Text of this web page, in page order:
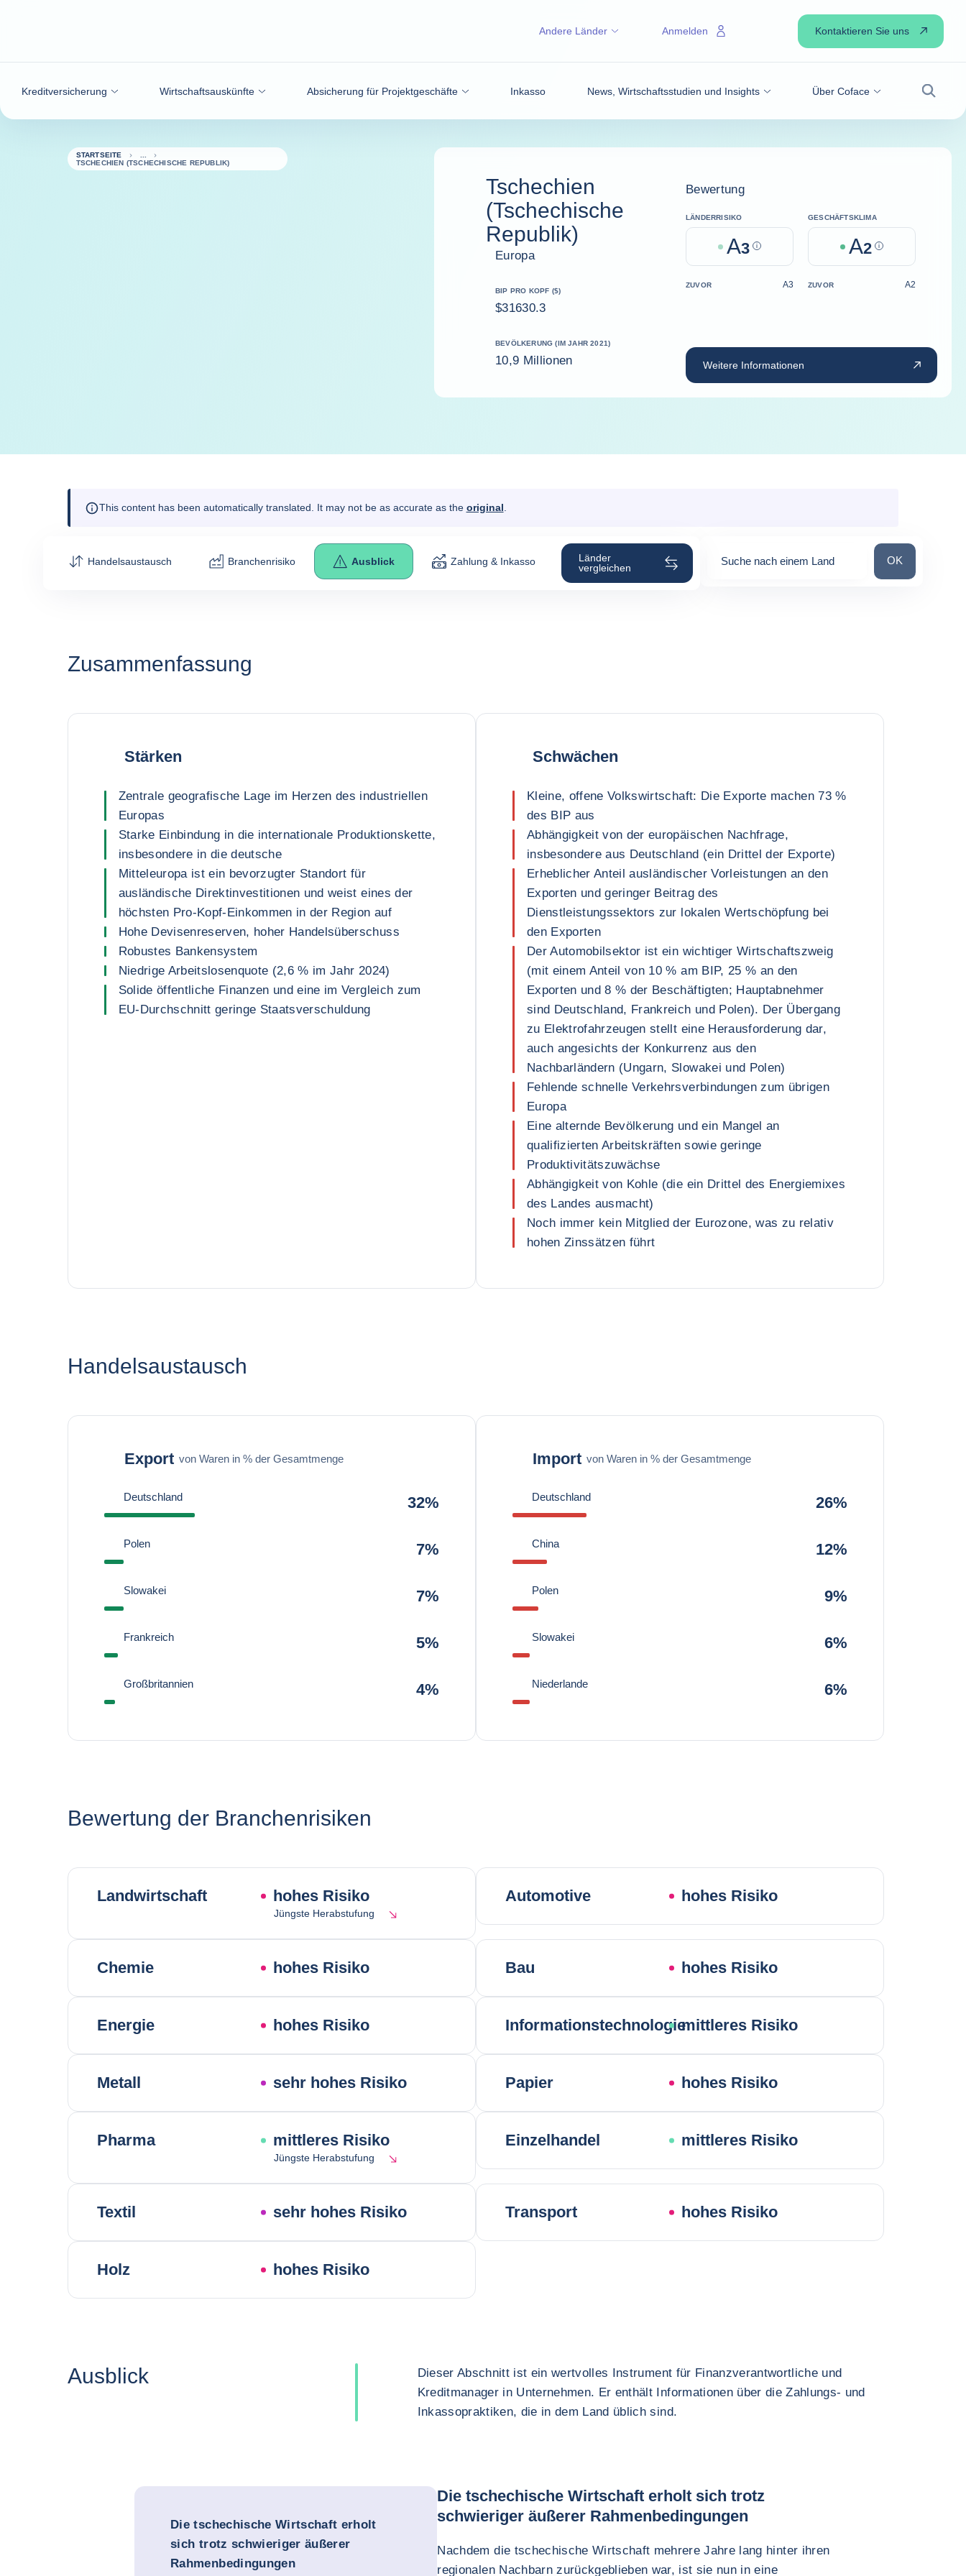
Kreditversicherung Wirtschaftsauskünfte Absicherung für Projektgeschäfte Inkasso News, Wirtschaftsstudien und Insights Über Coface
Suche
Andere Länder Anmelden Kontaktieren Sie uns
STARTSEITE
TSCHECHIEN (TSCHECHISCHE REPUBLIK)
Tschechien
(Tschechische
Republik)
Europa
BIP PRO KOPF ($)
$31630.3
BEVÖLKERUNG (IM JAHR 2021)
10,9 Millionen
Bewertung
LÄNDERRISIKO
A3 Help
GESCHÄFTSKLIMA
A2 Help
ZUVOR A3 ZUVOR A2
Weitere Informationen
This content has been automatically translated. It may not be as accurate as the original
Handelsaustausch Branchenrisiko Ausblick Zahlung & Inkasso
Länder
vergleichen
Suche nach einem Land Suche nach
OK
Zusammenfassung
Stärken
Zentrale geografische Lage im Herzen des industriellen
Europas
Starke Einbindung in die internationale Produktionskette,
insbesondere in die deutsche
Mitteleuropa ist ein bevorzugter Standort für
ausländische Direktinvestitionen und weist eines der
höchsten Pro-Kopf-Einkommen in der Region auf
Hohe Devisenreserven, hoher Handelsüberschuss
Robustes Bankensystem
Niedrige Arbeitslosenquote (2,6 % im Jahr 2024)
Solide öffentliche Finanzen und eine im Vergleich zum
EU-Durchschnitt geringe Staatsverschuldung
Schwächen
Kleine, offene Volkswirtschaft: Die Exporte machen 73 %
des BIP aus
Abhängigkeit von der europäischen Nachfrage,
insbesondere aus Deutschland (ein Drittel der Exporte)
Erheblicher Anteil ausländischer Vorleistungen an den
Exporten und geringer Beitrag des
Dienstleistungssektors zur lokalen Wertschöpfung bei
den Exporten
Der Automobilsektor ist ein wichtiger Wirtschaftszweig
(mit einem Anteil von 10 % am BIP, 25 % an den
Exporten und 8 % der Beschäftigten; Hauptabnehmer
sind Deutschland, Frankreich und Polen). Der Übergang
zu Elektrofahrzeugen stellt eine Herausforderung dar,
auch angesichts der Konkurrenz aus den
Nachbarländern (Ungarn, Slowakei und Polen)
Fehlende schnelle Verkehrsverbindungen zum übrigen
Europa
Eine alternde Bevölkerung und ein Mangel an
qualifizierten Arbeitskräften sowie geringe
Produktivitätszuwächse
Abhängigkeit von Kohle (die ein Drittel des Energiemixes
des Landes ausmacht)
Noch immer kein Mitglied der Eurozone, was zu relativ
hohen Zinssätzen führt
Handelsaustausch
Export von Waren in % der Gesamtmenge
Deutschland 32%
Polen 7%
Slowakei 7%
Frankreich 5%
Großbritannien 4%
Import von Waren in % der Gesamtmenge
Deutschland 26%
China 12%
Polen 9%
Slowakei 6%
Niederlande 6%
Bewertung der Branchenrisiken
Landwirtschaft hohes Risiko
Jüngste Herabstufung
Automotive hohes Risiko
Chemie hohes Risiko Bau hohes Risiko
Energie hohes Risiko Informationstechnologiemittleres Risiko
Metall sehr hohes Risiko Papier hohes Risiko
Pharma mittleres Risiko
Jüngste Herabstufung
Einzelhandel mittleres Risiko
Textil sehr hohes Risiko Transport hohes Risiko
Holz hohes Risiko
Ausblick
Dieser Abschnitt ist ein wertvolles Instrument für Finanzverantwortliche und
Kreditmanager in Unternehmen. Er enthält Informationen über die Zahlungs- und
Inkassopraktiken, die in dem Land üblich sind.
Die tschechische Wirtschaft erholt
sich trotz schwieriger äußerer
Rahmenbedingungen
Die tschechische Wirtschaft erholt sich trotz
schwieriger äußerer Rahmenbedingungen
Nachdem die tschechische Wirtschaft mehrere Jahre lang hinter ihren
regionalen Nachbarn zurückgeblieben war, ist sie nun in eine